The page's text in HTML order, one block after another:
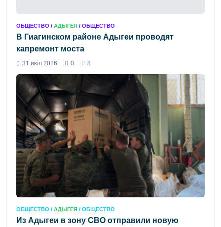
ОБЩЕСТВО / АДЫГЕЯ / ОБЩЕСТВО
В Гиагинском районе Адыгеи проводят
капремонт моста
31 июл 2026 0 8
ОБЩЕСТВО / АДЫГЕЯ / ОБЩЕСТВО
Из Адыгеи в зону СВО отправили новую